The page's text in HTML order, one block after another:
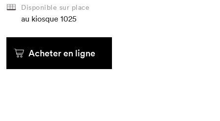
Disponible sur place
au kiosque 1025
Acheter en ligne